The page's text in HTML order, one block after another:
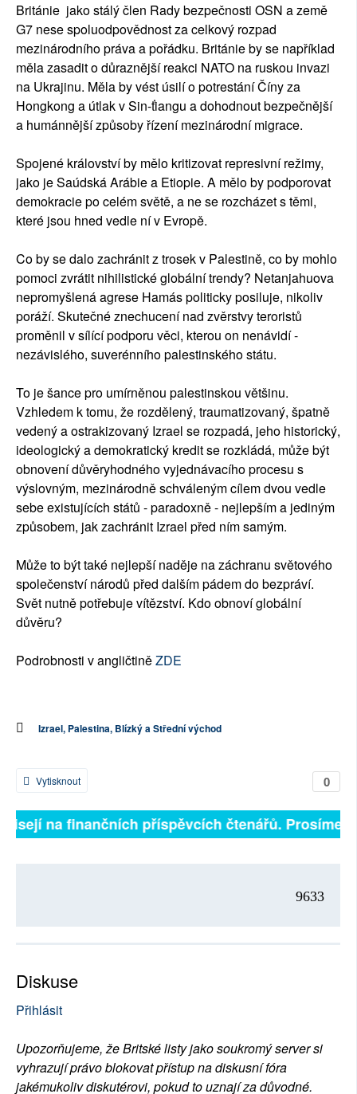
Británie jako stálý člen Rady bezpečnosti OSN a země
G7 nese spoluodpovědnost za celkový rozpad
mezinárodního práva a pořádku. Británie by se například
měla zasadit o důraznější reakci NATO na ruskou invazi
na Ukrajinu. Měla by vést úsilí o potrestání Číny za
Hongkong a útlak v Sin-ťiangu a dohodnout bezpečnější
a humánnější způsoby řízení mezinárodní migrace.
Spojené království by mělo kritizovat represivní režimy,
jako je Saúdská Arábie a Etiopie. A mělo by podporovat
demokracie po celém světě, a ne se rozcházet s těmi,
které jsou hned vedle ní v Evropě.
Co by se dalo zachránit z trosek v Palestině, co by mohlo
pomoci zvrátit nihilistické globální trendy? Netanjahuova
nepromyšlená agrese Hamás politicky posiluje, nikoliv
poráží. Skutečné znechucení nad zvěrstvy teroristů
proměnil v sílící podporu věci, kterou on nenávidí -
nezávislého, suverénního palestinského státu.
To je šance pro umírněnou palestinskou většinu.
Vzhledem k tomu, že rozdělený, traumatizovaný, špatně
vedený a ostrakizovaný Izrael se rozpadá, jeho historický,
ideologický a demokratický kredit se rozkládá, může být
obnovení důvěryhodného vyjednávacího procesu s
výslovným, mezinárodně schváleným cílem dvou vedle
sebe existujících států - paradoxně - nejlepším a jediným
způsobem, jak zachránit Izrael před ním samým.
Může to být také nejlepší naděje na záchranu světového
společenství národů před dalším pádem do bezpráví.
Svět nutně potřebuje vítězství. Kdo obnoví globální
důvěru?
Podrobnosti v angličtiněZDE
Izrael, Palestina, Blízký a Střední východ
0
Vytisknout
na finančních příspěvcích čtenářů. Prosíme,
9633
Diskuse
Přihlásit
Upozorňujeme, že Britské listy jako soukromý server si
vyhrazují právo blokovat přístup na diskusní fóra
jakémukoliv diskutérovi, pokud to uznají za důvodné.